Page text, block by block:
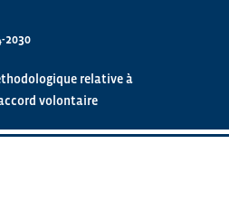
2030
relative à
volontaire